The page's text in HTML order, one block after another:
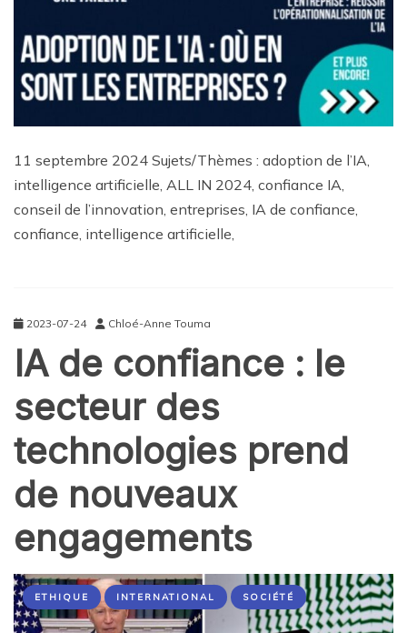
11 septembre 2024 Sujets/Thèmes : adoption de l’IA,
intelligence artificielle, ALL IN 2024, confiance IA,
conseil de l’innovation, entreprises, IA de confiance,
confiance, intelligence artificielle,
2023-07-24 Chloé-Anne Touma
IA de confiance : le
secteur des
technologies prend
de nouveaux
engagements
ETHIQUE INTERNATIONAL SOCIÉTÉ